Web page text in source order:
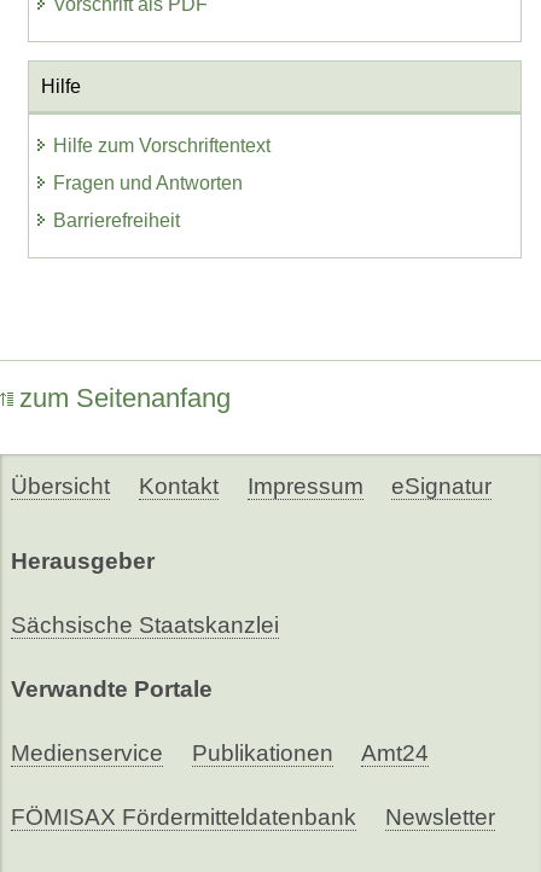
Hilfe
Hilfe zum Vorschriftentext
Fragen und Antworten
Barrierefreiheit
zum Seitenanfang
Übersicht Kontakt Impressum eSignatur
Herausgeber
Sächsische Staatskanzlei
Verwandte Portale
Medienservice Publikationen Amt24
FÖMISAX Fördermitteldatenbank Newsletter